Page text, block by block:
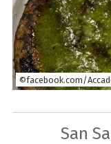
©facebook.com/
San